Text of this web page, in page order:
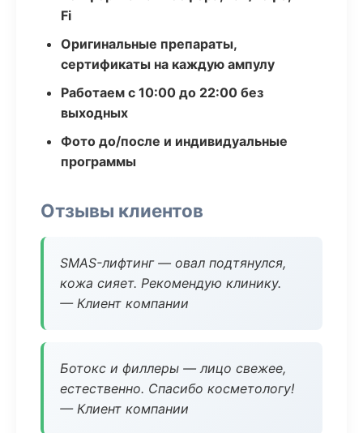
Fi
Оригинальные препараты,
сертификаты на каждую ампулу
Работаем с 10:00 до 22:00 без
выходных
Фото до/после и индивидуальные
программы
Отзывы клиентов
SMAS-лифтинг — овал подтянулся,
кожа сияет. Рекомендую клинику.
— Клиент компании
Ботокс и филлеры — лицо свежее,
естественно. Спасибо косметологу!
— Клиент компании